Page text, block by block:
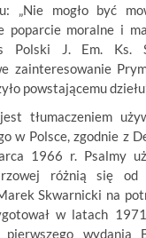
„Nie mogło być
poparcie moralne i
Polski J. Em. Ks.
zainteresowanie
powstającemu
tłumaczeniem
w Polsce, zgodnie z
1966 r. Psalmy
różnią się od
Skwarnicki na
w latach
wydania